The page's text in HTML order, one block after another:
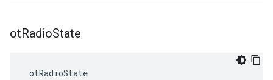
otRadioState
otRadioState